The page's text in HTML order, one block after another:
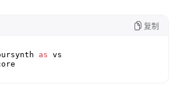
复制
as vs